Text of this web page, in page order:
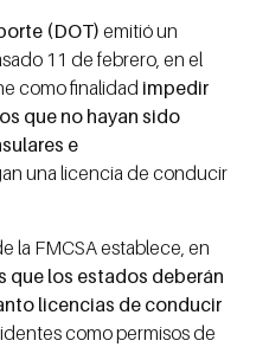
(DOT) emitió un
11 de febrero, en el
como finalidad impedir
que no hayan sido
e
una licencia de conducir
la FMCSA establece, en
que los estados deberán
licencias de conducir
como permisos de